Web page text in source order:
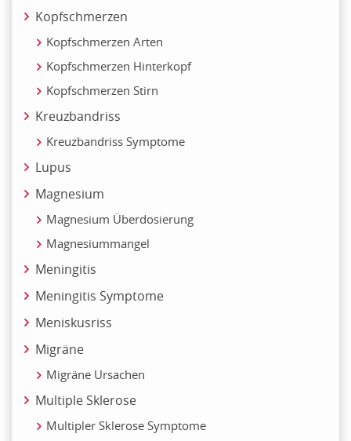
Kopfschmerzen
Kopfschmerzen Arten
Kopfschmerzen Hinterkopf
Kopfschmerzen Stirn
Kreuzbandriss
Kreuzbandriss Symptome
Lupus
Magnesium
Magnesium Überdosierung
Magnesiummangel
Meningitis
Meningitis Symptome
Meniskusriss
Migräne
Migräne Ursachen
Multiple Sklerose
Multipler Sklerose Symptome